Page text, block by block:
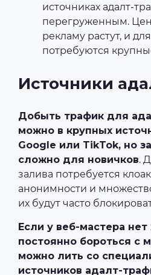
источниках адалт-
перегруженным.
рекламу растут, и
потребуются
Источники
Добыть трафик для
можно в крупных
Google или TikTok, но
сложно для новичков.
залива потребуется
анонимности и
их будут часто
Если у веб-мастера
постоянно бороться с
можно лить со
источников адалт-